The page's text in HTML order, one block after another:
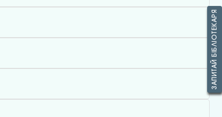
ЗАПИТАЙ БІБЛІОТЕКАРЯ